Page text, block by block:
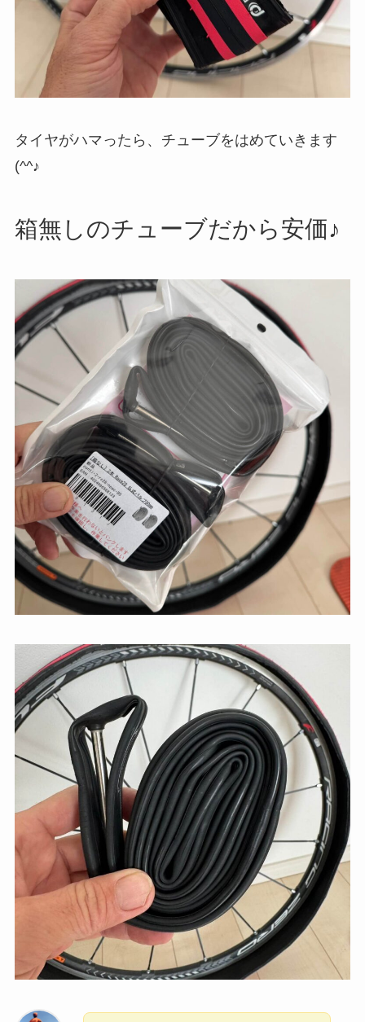
タイヤがハマったら、チューブをはめていきます
(^^♪
箱無しのチューブだから安価♪